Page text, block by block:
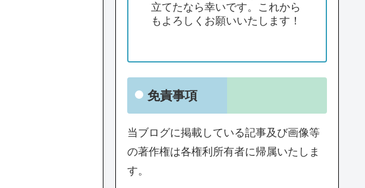
立てたなら幸いです。これから
もよろしくお願いいたします！
免責事項
当ブログに掲載している記事及び画像等
の著作権は各権利所有者に帰属いたしま
す。